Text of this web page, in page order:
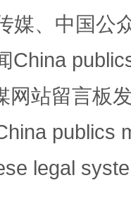
媒、中国公
China
网站留言板
publics
legal